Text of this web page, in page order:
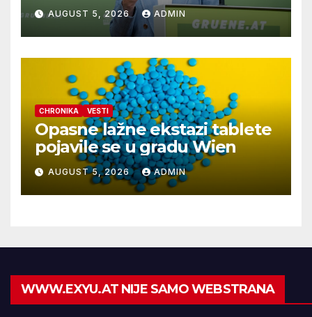
AUGUST 5, 2026 ADMIN
CHRONIKA VESTI
Opasne lažne ekstazi tablete
pojavile se u gradu Wien
AUGUST 5, 2026 ADMIN
WWW.EXYU.AT NIJE SAMO WEBSTRANA